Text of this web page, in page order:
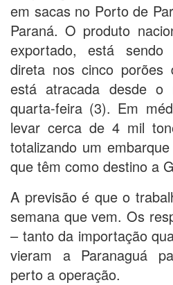
em sacas no Porto de
Paraná. O produto
exportado, está
direta nos cinco porões
está atracada desde
quarta-feira (3). Em
levar cerca de 4 mil
totalizando um
que têm como destino a
A previsão é que o
semana que vem. Os
– tanto da importação
vieram a Paranaguá
perto a operação.